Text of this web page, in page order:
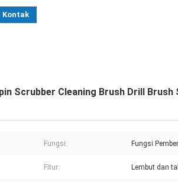
Kontak
Scrubber Cleaning Brush Drill Brush
Fungsi: Fungsi
Fitur: Lembut dan